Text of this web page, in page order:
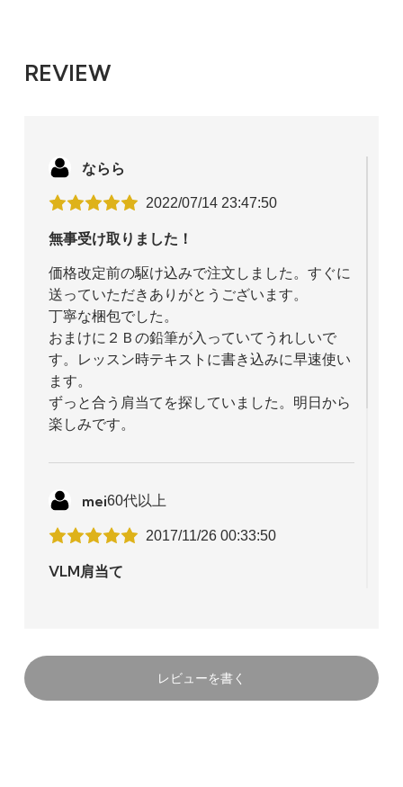
REVIEW
ならら
2022/07/14 23:47:50
無事受け取りました！
価格改定前の駆け込みで注文しました。すぐに
送っていただきありがとうございます。
丁寧な梱包でした。
おまけに２Ｂの鉛筆が入っていてうれしいで
す。レッスン時テキストに書き込みに早速使い
ます。
ずっと合う肩当てを探していました。明日から
楽しみです。
mei60代以上
2017/11/26 00:33:50
VLM肩当て
早速、肩当てを試してみました。今迄、Ｋの肩
レビューを書く